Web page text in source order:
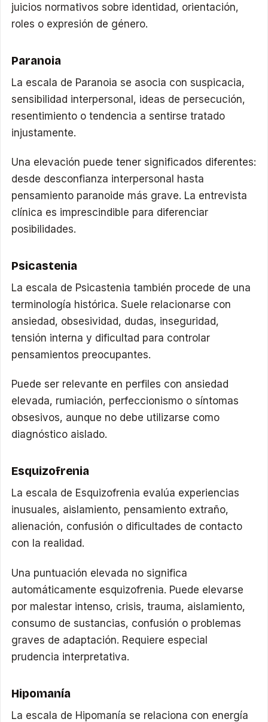
juicios normativos sobre identidad, orientación,
roles o expresión de género.
Paranoia
La escala de Paranoia se asocia con suspicacia,
sensibilidad interpersonal, ideas de persecución,
resentimiento o tendencia a sentirse tratado
injustamente.
Una elevación puede tener significados diferentes:
desde desconfianza interpersonal hasta
pensamiento paranoide más grave. La entrevista
clínica es imprescindible para diferenciar
posibilidades.
Psicastenia
La escala de Psicastenia también procede de una
terminología histórica. Suele relacionarse con
ansiedad, obsesividad, dudas, inseguridad,
tensión interna y dificultad para controlar
pensamientos preocupantes.
Puede ser relevante en perfiles con ansiedad
elevada, rumiación, perfeccionismo o síntomas
obsesivos, aunque no debe utilizarse como
diagnóstico aislado.
Esquizofrenia
La escala de Esquizofrenia evalúa experiencias
inusuales, aislamiento, pensamiento extraño,
alienación, confusión o dificultades de contacto
con la realidad.
Una puntuación elevada no significa
automáticamente esquizofrenia. Puede elevarse
por malestar intenso, crisis, trauma, aislamiento,
consumo de sustancias, confusión o problemas
graves de adaptación. Requiere especial
prudencia interpretativa.
Hipomanía
La escala de Hipomanía se relaciona con energía